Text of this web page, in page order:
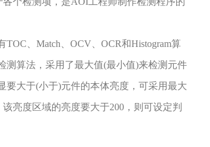
、Match、OCV、OCR和Histogram算
测算法，采用了最大值(最小值)来检测元件
要大于(小于)元件的本体亮度，可采用最大
亮度区域的亮度要大于200，则可设定判